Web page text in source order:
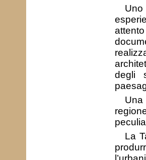
degli
Una
La